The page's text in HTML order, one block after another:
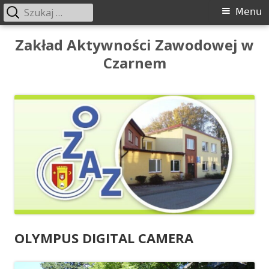
Przeskocz
Zakład Aktywności Zawodowej w
Czarnem
Menu
główne
Menu
Szukaj:
OLYMPUS DIGITAL CAMERA